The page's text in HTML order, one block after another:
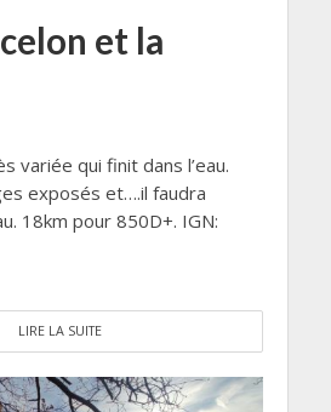
et la
variée qui finit dans l’eau.
exposés et….il faudra
18km pour 850D+. IGN:
LIRE LA SUITE